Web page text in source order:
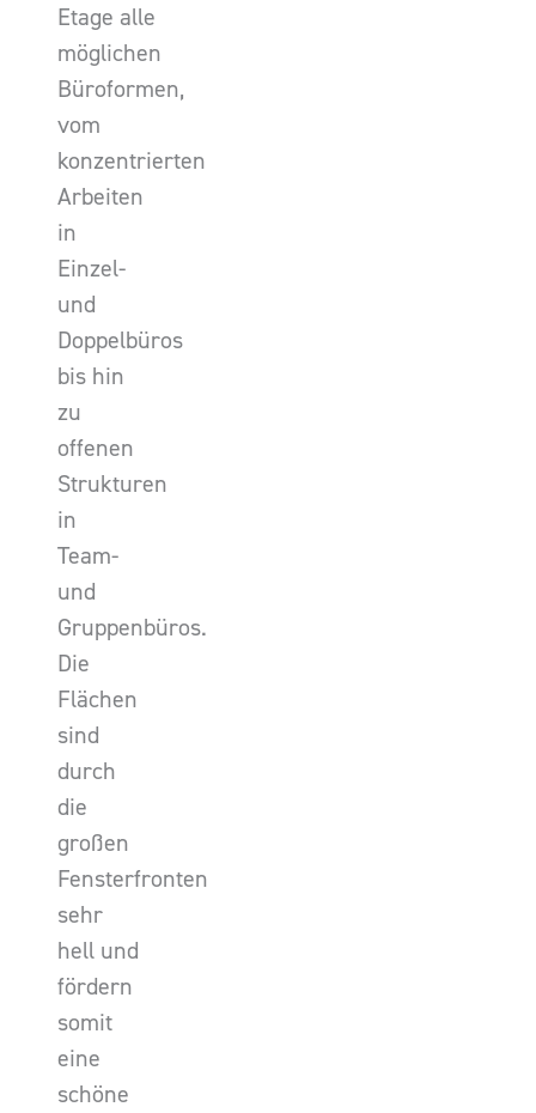
Etage alle
möglichen
Büroformen,
vom
konzentrierten
Arbeiten
in
Einzel-
und
Doppelbüros
bis hin
zu
offenen
Strukturen
in
Team-
und
Gruppenbüros.
Die
Flächen
sind
durch
die
großen
Fensterfronten
sehr
hell und
fördern
somit
eine
schöne